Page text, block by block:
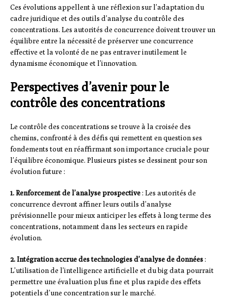
Ces évolutions appellent à une réflexion sur l’adaptation du
cadre juridique et des outils d’analyse du contrôle des
concentrations. Les autorités de concurrence doivent trouver un
équilibre entre la nécessité de préserver une concurrence
effective et la volonté de ne pas entraver inutilement le
dynamisme économique et l’innovation.
Perspectives d’avenir pour le
contrôle des concentrations
Le contrôle des concentrations se trouve à la croisée des
chemins, confronté à des défis qui remettent en question ses
fondements tout en réaffirmant son importance cruciale pour
l’équilibre économique. Plusieurs pistes se dessinent pour son
évolution future :
1. Renforcement de l’analyse prospective: Les autorités de
concurrence devront affiner leurs outils d’analyse
prévisionnelle pour mieux anticiper les effets à long terme des
concentrations, notamment dans les secteurs en rapide
évolution.
2. Intégration accrue des technologies d’analyse de données:
L’utilisation de l’intelligence artificielle et du big data pourrait
permettre une évaluation plus fine et plus rapide des effets
potentiels d’une concentration sur le marché.